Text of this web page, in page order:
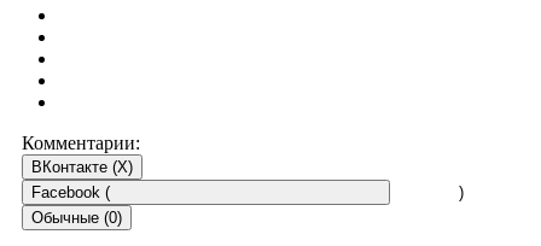
Комментарии:
ВКонтакте (X)
Facebook (
)
Обычные (0)